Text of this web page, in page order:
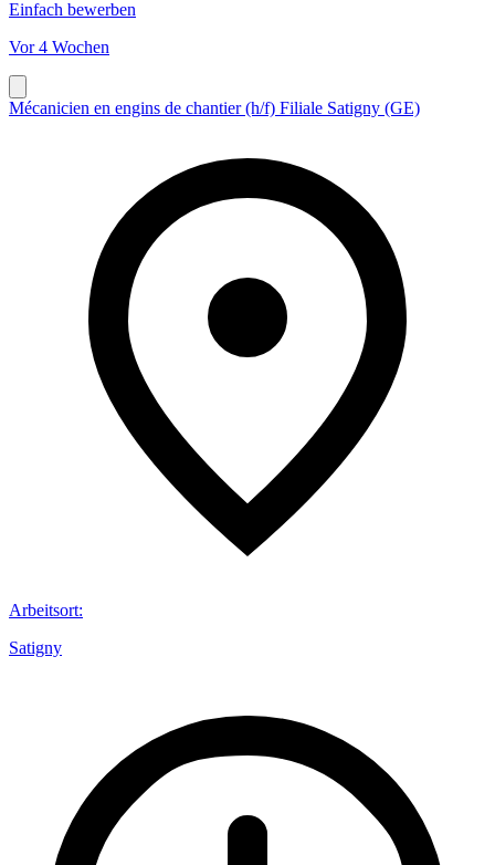
Einfach bewerben
Vor 4 Wochen
Mécanicien en engins de chantier (h/f) Filiale Satigny (GE)
Arbeitsort:
Satigny